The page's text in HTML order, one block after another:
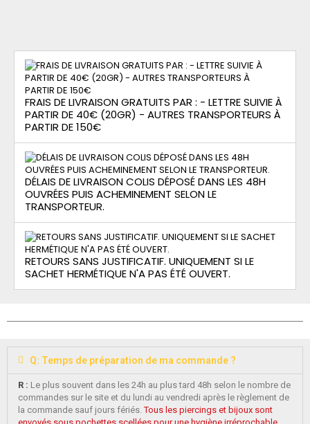
FRAIS DE LIVRAISON GRATUITS PAR : - LETTRE SUIVIE À
PARTIR DE 40€ (20GR) - AUTRES TRANSPORTEURS À
PARTIR DE 150€
DÉLAIS DE LIVRAISON COLIS DÉPOSÉ DANS LES 48H
OUVRÉES PUIS ACHEMINEMENT SELON LE
TRANSPORTEUR.
RETOURS SANS JUSTIFICATIF. UNIQUEMENT SI LE
SACHET HERMÉTIQUE N'A PAS ÉTÉ OUVERT.
Q: Temps de préparation de ma commande ?
R : Le plus souvent dans les 24h au plus tard 48h selon le nombre de
commandes sur le site et du lundi au vendredi après le règlement de
la commande sauf jours fériés.Tous les piercings et bijoux sont